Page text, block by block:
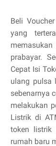
Beli
yang
prabayar.
Cepat Isi
ulang pulsa
sebenarnya
melakukan
Listrik di
token listrik
rumah baru